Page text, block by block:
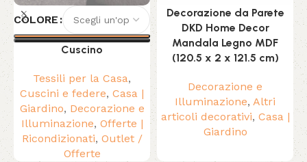
COLORE
Cuscino
Tessili per la Casa,
Cuscini e federe, Casa |
Giardino, Decorazione e
Illuminazione, Offerte |
Ricondizionati, Outlet /
Offerte
Decorazione da Parete
DKD Home Decor
Mandala Legno MDF
(120.5 x 2 x 121.5 cm)
Decorazione e
Illuminazione, Altri
articoli decorativi, Casa |
Giardino